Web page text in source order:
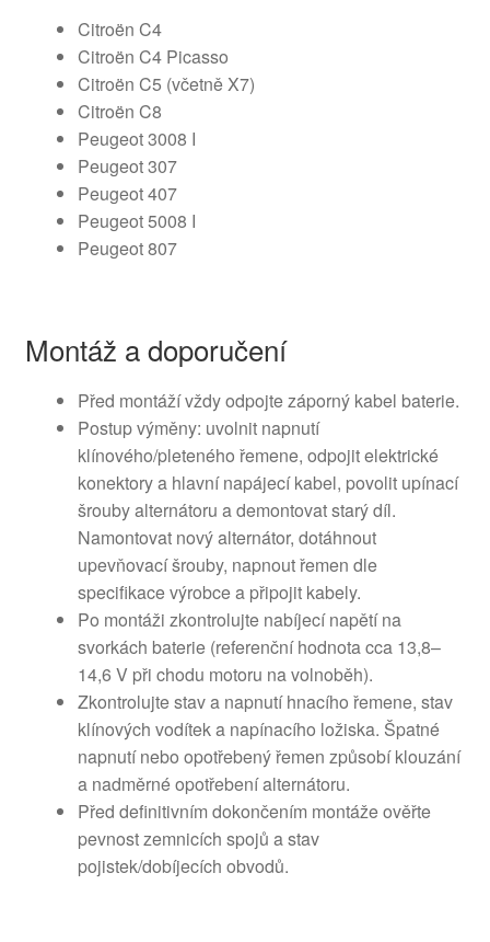
Citroën C4
Citroën C4 Picasso
Citroën C5 (včetně X7)
Citroën C8
Peugeot 3008 I
Peugeot 307
Peugeot 407
Peugeot 5008 I
Peugeot 807
Montáž a doporučení
Před montáží vždy odpojte záporný kabel baterie.
Postup výměny: uvolnit napnutí
klínového/pleteného řemene, odpojit elektrické
konektory a hlavní napájecí kabel, povolit upínací
šrouby alternátoru a demontovat starý díl.
Namontovat nový alternátor, dotáhnout
upevňovací šrouby, napnout řemen dle
specifikace výrobce a připojit kabely.
Po montáži zkontrolujte nabíjecí napětí na
svorkách baterie (referenční hodnota cca 13,8–
14,6 V při chodu motoru na volnoběh).
Zkontrolujte stav a napnutí hnacího řemene, stav
klínových vodítek a napínacího ložiska. Špatné
napnutí nebo opotřebený řemen způsobí klouzání
a nadměrné opotřebení alternátoru.
Před definitivním dokončením montáže ověřte
pevnost zemnicích spojů a stav
pojistek/dobíjecích obvodů.